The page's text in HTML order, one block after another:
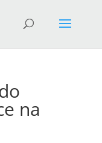
na